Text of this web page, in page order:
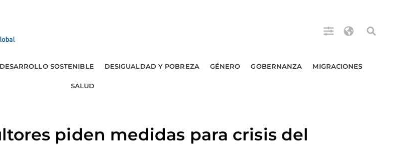
DESARROLLO SOSTENIBLE DESIGUALDAD Y POBREZA GÉNERO GOBERNANZA MIGRACIONES
SALUD
piden medidas para crisis del